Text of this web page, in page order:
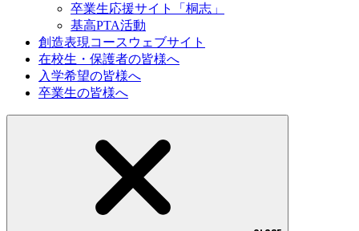
卒業生応援サイト「桐志」
基高PTA活動
創造表現コースウェブサイト
在校生・保護者の皆様へ
入学希望の皆様へ
卒業生の皆様へ